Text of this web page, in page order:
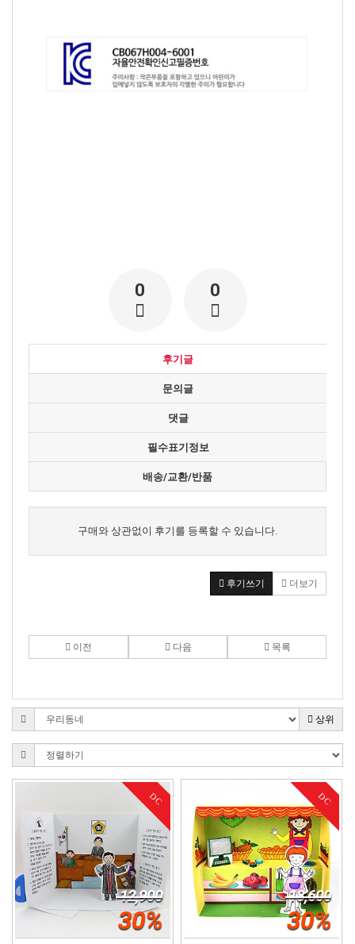
0 0
후기글
문의글
댓글
필수표기정보
배송/교환/반품
구매와 상관없이 후기를 등록할 수 있습니다.
후기쓰기 더보기
이전 다음 목록
상위
DC
12,900
30%
DC
18,600
30%